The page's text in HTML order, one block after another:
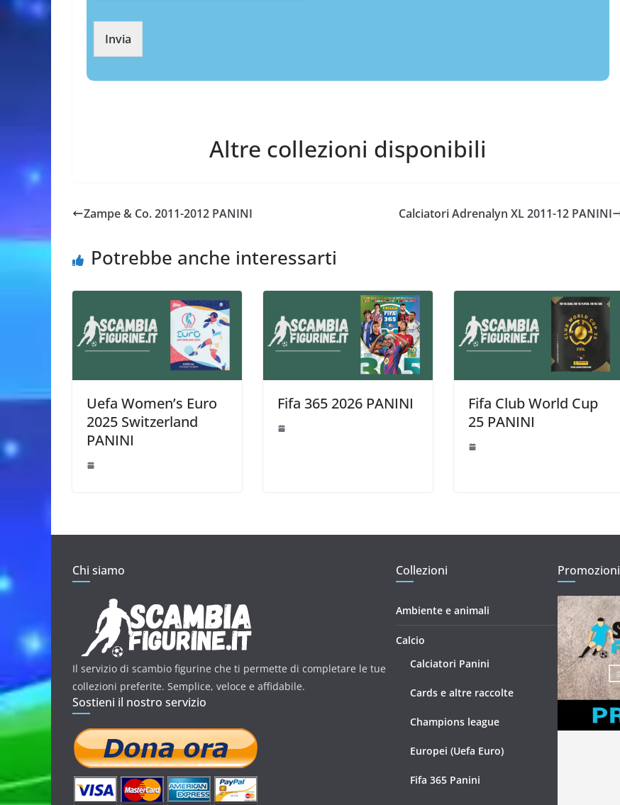
Invia
Altre collezioni disponibili
Zampe & Co. 2011-2012 PANINI Calciatori Adrenalyn XL 2011-12 PANINI
Potrebbe anche interessarti
Uefa Women’s Euro
2025 Switzerland
PANINI
Fifa 365 2026 PANINI
Fifa Club World Cup
25 PANINI
Chi siamo
Il servizio di scambio figurine che ti permette di completare le tue
collezioni preferite. Semplice, veloce e affidabile.
Sostieni il nostro servizio
Collezioni
Ambiente e animali
Calcio
Calciatori Panini
Cards e altre raccolte
Champions league
Europei (Uefa Euro)
Fifa 365 Panini
Promozioni